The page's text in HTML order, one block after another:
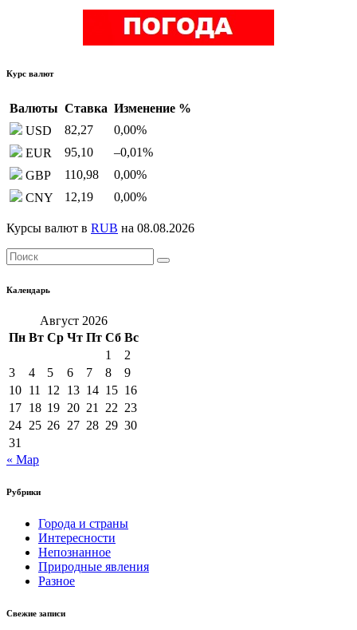
Курс валют
Валюты Ставка Изменение %
USD
82,27 0,00%
EUR
95,10 –0,01%
GBP
110,98 0,00%
CNY
12,19 0,00%
Курсы валют в RUB на 08.08.2026
Календарь
Август 2026
Пн Вт Ср Чт Пт Сб Вс
1
2
3
4 5 6 7 8
9
10 11 12 13 14 15 16
17 18 19 20 21 22 23
24 25 26 27 28 29 30
31
« Мар
Рубрики
Города и страны
Интересности
Непознанное
Природные явления
Разное
Свежие записи